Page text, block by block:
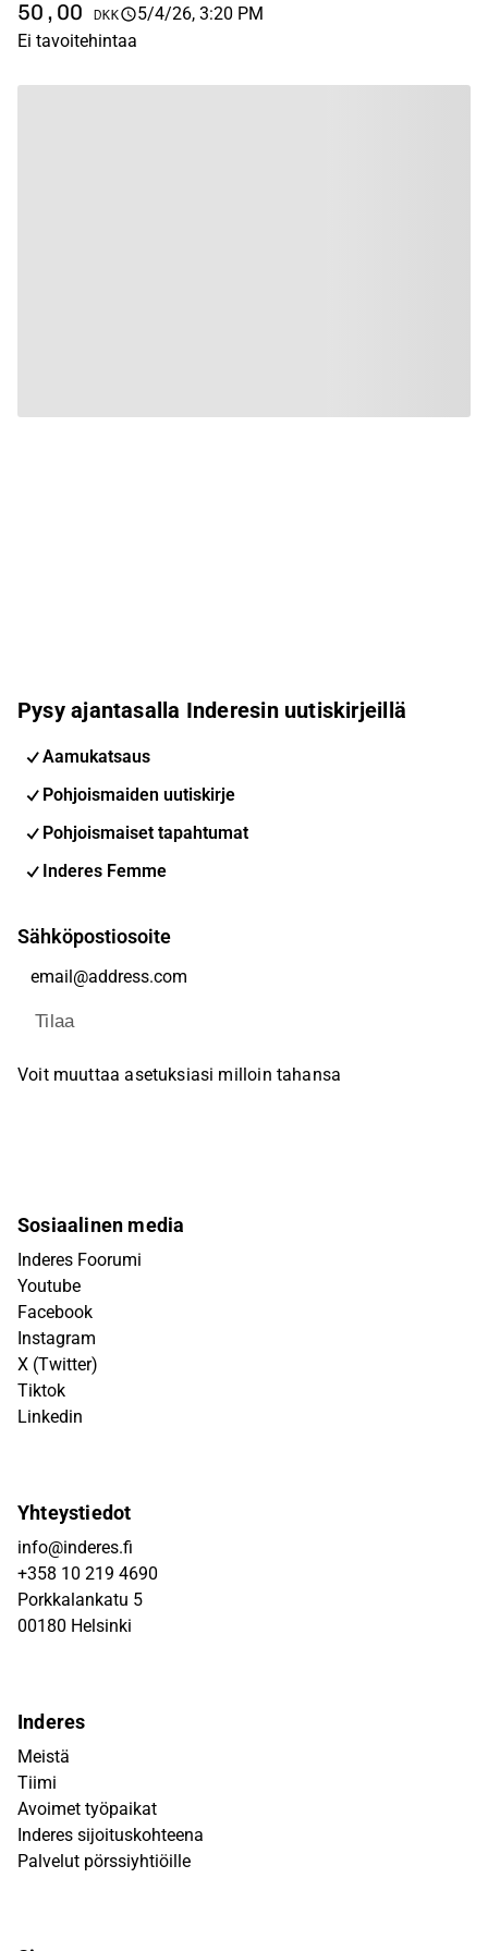
50,00 DKK
5/4/26, 3:20 PM
Ei tavoitehintaa
Pysy ajantasalla Inderesin uutiskirjeillä
Aamukatsaus
Pohjoismaiden uutiskirje
Pohjoismaiset tapahtumat
Inderes Femme
Sähköpostiosoite
Tilaa
Voit muuttaa asetuksiasi milloin tahansa
Sosiaalinen media
Inderes Foorumi
Youtube
Facebook
Instagram
X (Twitter)
Tiktok
Linkedin
Yhteystiedot
info@inderes.fi
+358 10 219 4690
Porkkalankatu 5
00180 Helsinki
Inderes
Meistä
Tiimi
Avoimet työpaikat
Inderes sijoituskohteena
Palvelut pörssiyhtiöille